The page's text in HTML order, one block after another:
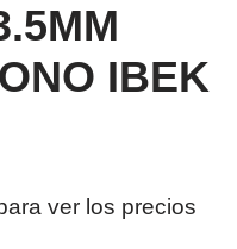
IBEK
ver los precios